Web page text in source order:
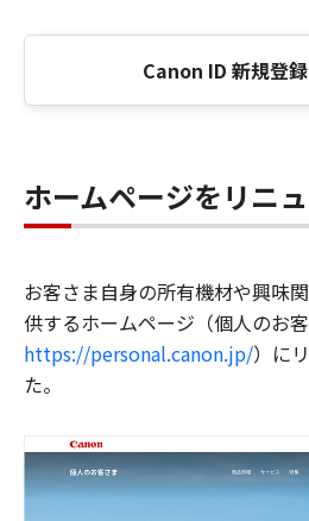
Canon ID 新規登
ホームページをリニ
お客さま自身の所有機材や興味
供するホームページ（個人のお
https://personal.canon.jp/）に
た。